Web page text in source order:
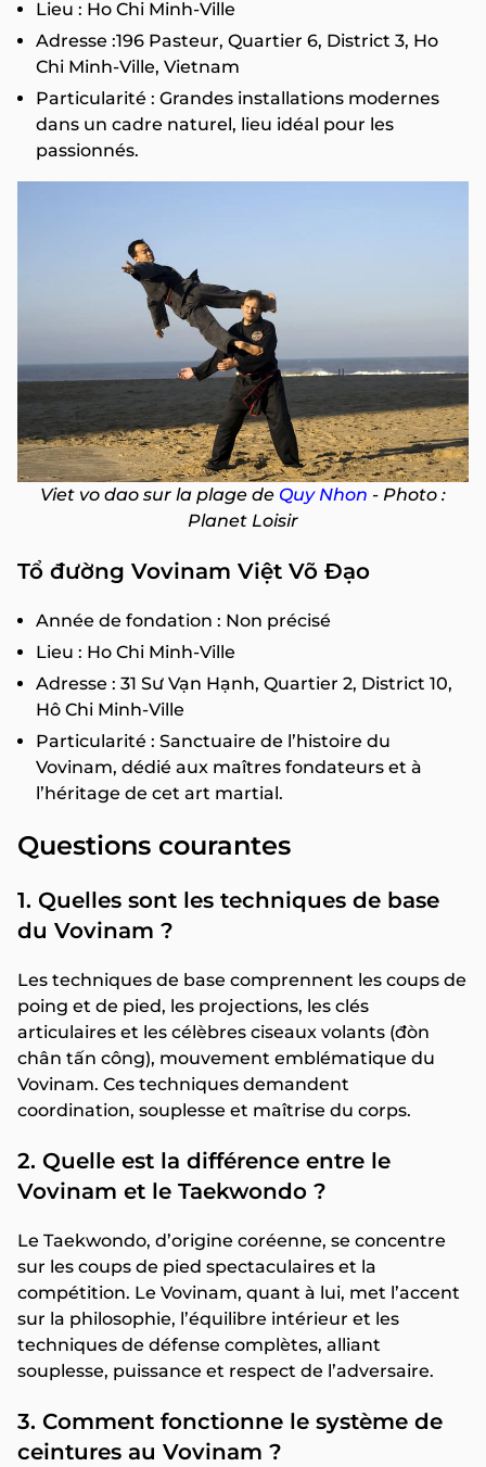
Lieu : Ho Chi Minh-Ville
Adresse :196 Pasteur, Quartier 6, District 3, Ho
Chi Minh-Ville, Vietnam
Particularité : Grandes installations modernes
dans un cadre naturel, lieu idéal pour les
passionnés.
Viet vo dao sur la plage de Quy Nhon - Photo :
Planet Loisir
Tổ đường Vovinam Việt Võ Đạo
Année de fondation : Non précisé
Lieu : Ho Chi Minh-Ville
Adresse : 31 Sư Vạn Hạnh, Quartier 2, District 10,
Hô Chi Minh-Ville
Particularité : Sanctuaire de l’histoire du
Vovinam, dédié aux maîtres fondateurs et à
l’héritage de cet art martial.
Questions courantes
1. Quelles sont les techniques de base
du Vovinam ?
Les techniques de base comprennent les coups de
poing et de pied, les projections, les clés
articulaires et les célèbres ciseaux volants (đòn
chân tấn công), mouvement emblématique du
Vovinam. Ces techniques demandent
coordination, souplesse et maîtrise du corps.
2. Quelle est la différence entre le
Vovinam et le Taekwondo ?
Le Taekwondo, d’origine coréenne, se concentre
sur les coups de pied spectaculaires et la
compétition. Le Vovinam, quant à lui, met l’accent
sur la philosophie, l’équilibre intérieur et les
techniques de défense complètes, alliant
souplesse, puissance et respect de l’adversaire.
3. Comment fonctionne le système de
ceintures au Vovinam ?